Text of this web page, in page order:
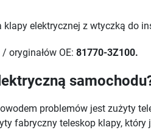
klapy elektrycznej z wtyczką do
oryginałów OE: 81770-3Z100.
problemów jest zużyty
fabryczny teleskop klapy,